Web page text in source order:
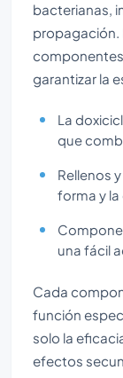
bacterianas,
propagación.
garantizar la
La
que
Rellenos
forma y
una fácil
Cada
función
solo la
efectos